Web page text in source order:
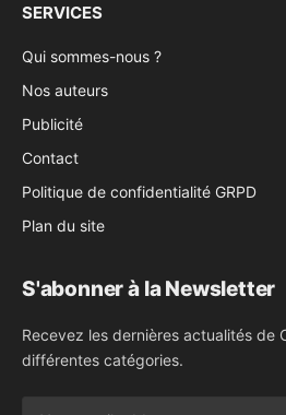
SERVICES
Qui sommes-nous ?
Nos auteurs
Publicité
Contact
Politique de confidentialité GRPD
Plan du site
S'abonner à la Newsletter
Recevez les dernières actualités de
différentes catégories.